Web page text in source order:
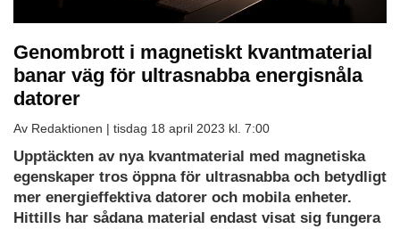
Genombrott i magnetiskt kvantmaterial
banar väg för ultrasnabba energisnåla
datorer
Av Redaktionen | tisdag 18 april 2023 kl. 7:00
Upptäckten av nya kvantmaterial med magnetiska
egenskaper tros öppna för ultrasnabba och betydligt
mer energieffektiva datorer och mobila enheter.
Hittills har sådana material endast visat sig fungera